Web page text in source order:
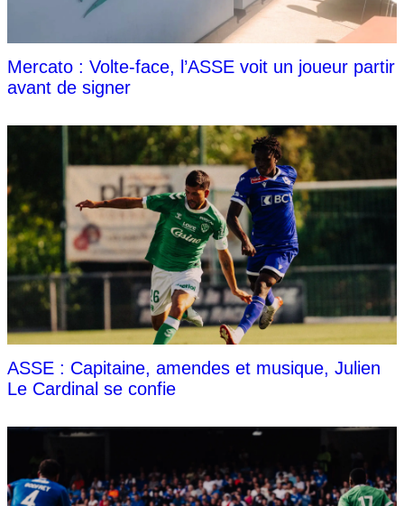
Mercato : Volte-face, l’ASSE voit un joueur partir
avant de signer
ASSE : Capitaine, amendes et musique, Julien
Le Cardinal se confie